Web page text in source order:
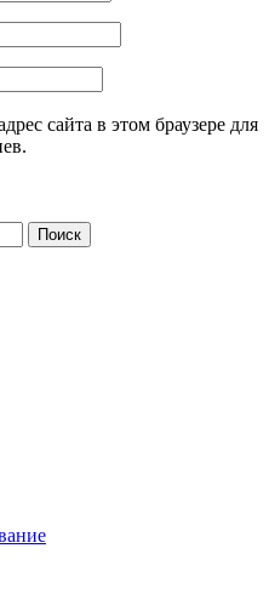
сайта в этом браузере для